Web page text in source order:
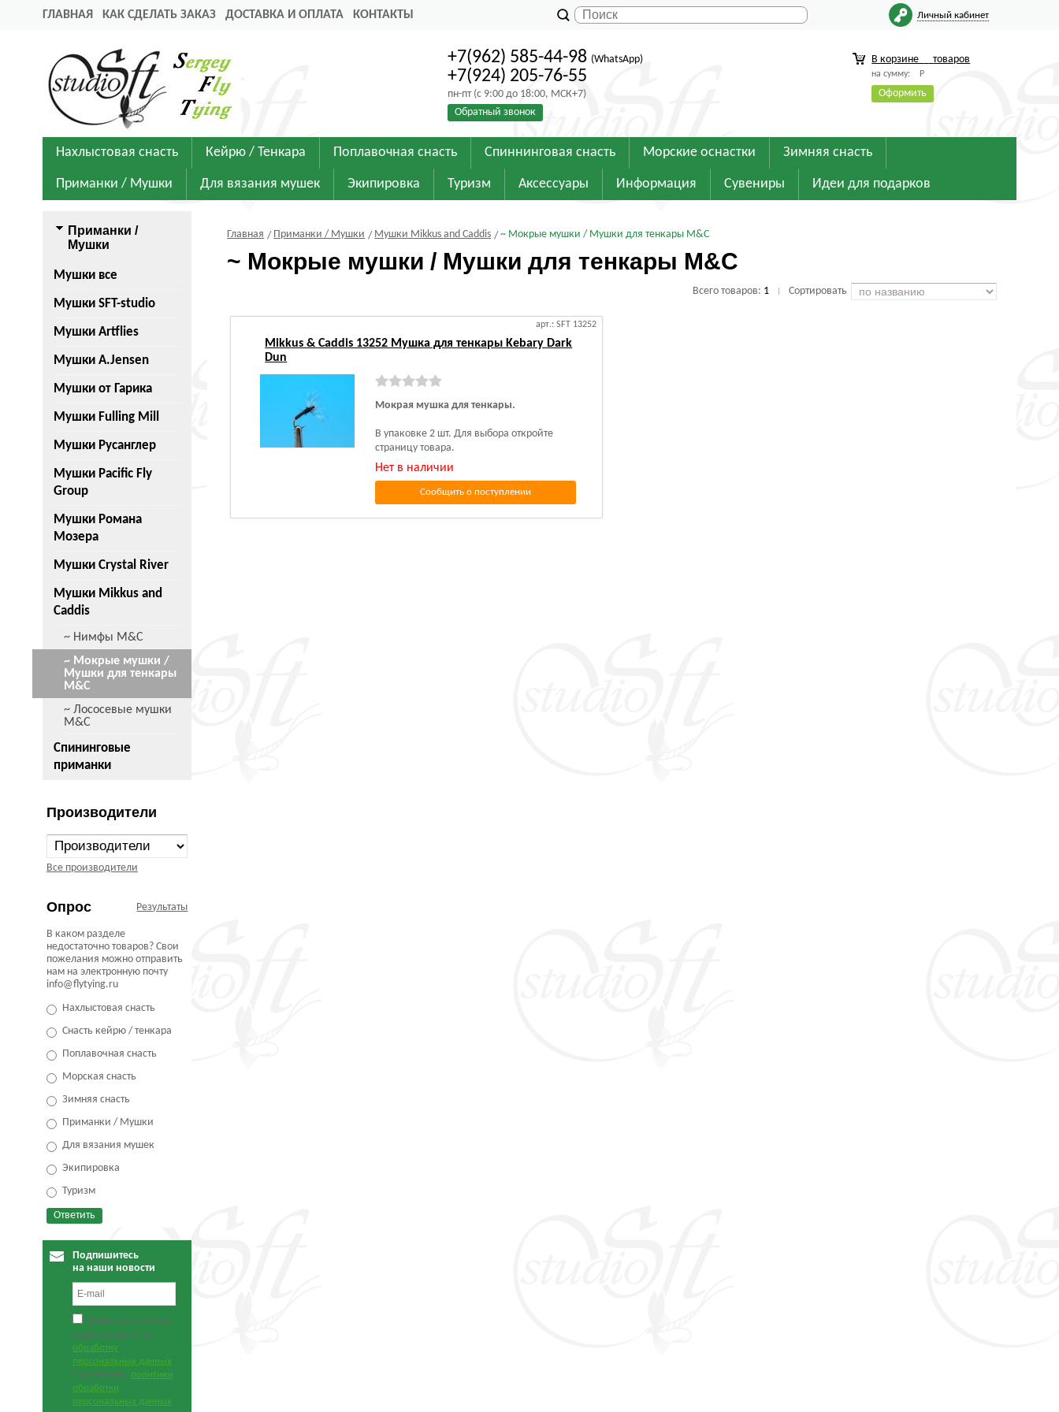
ГЛАВНАЯ КАК СДЕЛАТЬ ЗАКАЗ ДОСТАВКА И ОПЛАТА КОНТАКТЫ Личный кабинет
+7(962) 585-44-98 (WhatsApp)
+7(924) 205-76-55
пн-пт (с 9:00 до 18:00, МСК+7)
Обратный звонок
В корзине товаров
на сумму: Р
Оформить
Нахлыстовая снасть Кейрю / Тенкара Поплавочная снасть Спиннинговая снасть Морские оснастки Зимняя снасть
Приманки / Мушки Для вязания мушек Экипировка Туризм Аксессуары Информация Сувениры Идеи для подарков
Приманки /
Мушки
Мушки все
Мушки SFT-studio
Мушки Artflies
Мушки A.Jensen
Мушки от Гарика
Мушки Fulling Mill
Мушки Русанглер
Мушки Pacific Fly
Group
Мушки Романа
Мозера
Мушки Crystal River
Мушки Mikkus and
Caddis
~ Нимфы M&C
~ Мокрые мушки /
Мушки для тенкары
M&C
~ Лососевые мушки
M&C
Спининговые
приманки
Производители
Все производители
Опрос Результаты
В каком разделе
недостаточно товаров? Свои
пожелания можно отправить
нам на электронную почту
info@flytying.ru
Нахлыстовая снасть
Снасть кейрю / тенкара
Поплавочная снасть
Морская снасть
Зимняя снасть
Приманки / Мушки
Для вязания мушек
Экипировка
Туризм
Подпишитесь
на наши новости
Нажимая на кнопку,
я даю согласие на
обработку
персональных данных.
С условиями политики
обработки
персональных данных
Главная Приманки / Мушки Мушки Mikkus and Caddis ~ Мокрые мушки / Мушки для тенкары M&C
~ Мокрые мушки / Мушки для тенкары M&C
Всего товаров: 1 Сортировать
арт.: SFT 13252
Mikkus & Caddis 13252 Мушка для тенкары Kebary Dark
Dun
Мокрая мушка для тенкары.
В упаковке 2 шт. Для выбора откройте
страницу товара.
Нет в наличии
Сообщить о поступлении